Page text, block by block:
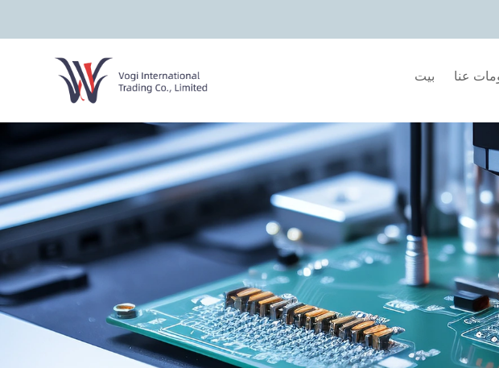
بيت عنا